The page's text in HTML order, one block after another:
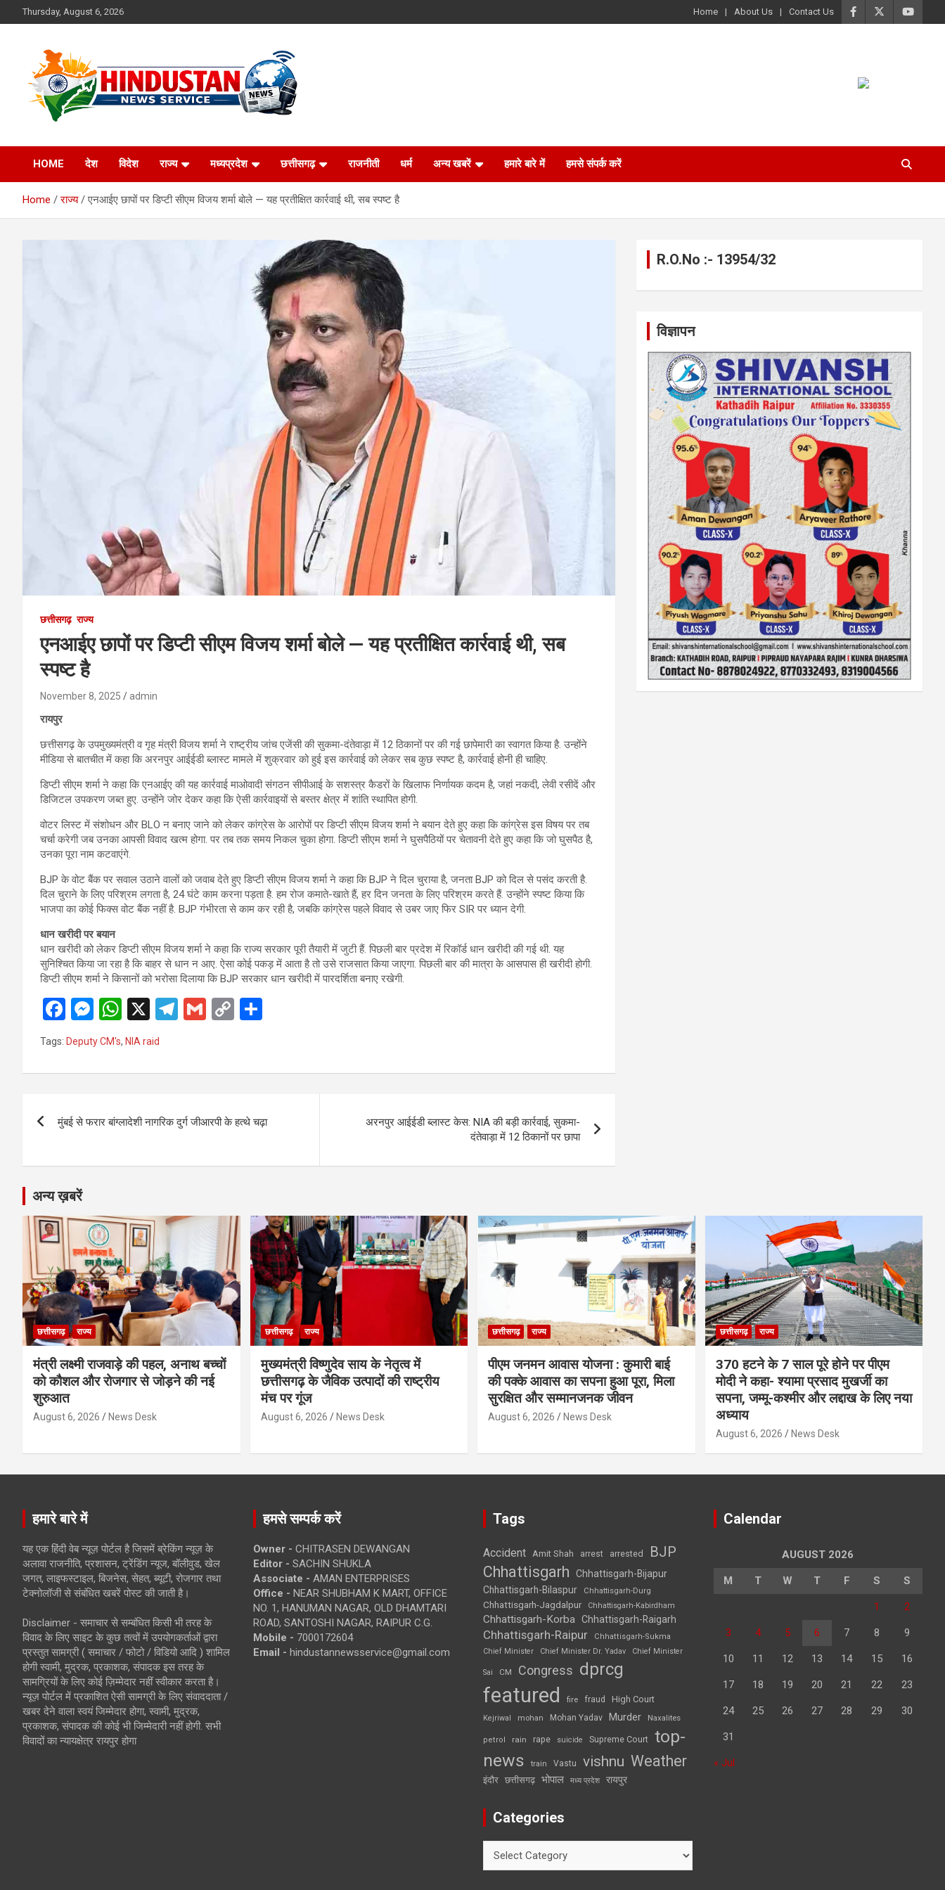
to
Thursday, August 6, 2026 Home About Us Contact Us
Hindustan News
Service
HOME देश विदेश राज्य मध्यप्रदेश छत्तीसगढ़ राजनीती धर्म अन्य खबरें हमारे बारे में हमसे संपर्क करें
Home राज्य एनआईए छापों पर डिप्टी सीएम विजय शर्मा बोले — यह प्रतीक्षित कार्रवाई थी, सब स्पष्ट है
छत्तीसगढ़ राज्य
एनआईए छापों पर डिप्टी सीएम विजय शर्मा बोले — यह प्रतीक्षित कार्रवाई थी, सब
स्पष्ट है
November 8, 2025 admin
रायपुर
छत्तीसगढ़ के उपमुख्यमंत्री व गृह मंत्री विजय शर्मा ने राष्ट्रीय जांच एजेंसी की सुकमा-दंतेवाड़ा में 12 ठिकानों पर की गई छापेमारी का स्वागत किया है. उन्होंने
मीडिया से बातचीत में कहा कि अरनपुर आईईडी ब्लास्ट मामले में शुक्रवार को हुई इस कार्रवाई को लेकर सब कुछ स्पष्ट है, कार्रवाई होनी ही चाहिए.
डिप्टी सीएम शर्मा ने कहा कि एनआईए की यह कार्रवाई माओवादी संगठन सीपीआई के सशस्त्र कैडरों के खिलाफ निर्णायक कदम है, जहां नकदी, लेवी रसीदें और
डिजिटल उपकरण जब्त हुए. उन्होंने जोर देकर कहा कि ऐसी कार्रवाइयों से बस्तर क्षेत्र में शांति स्थापित होगी.
वोटर लिस्ट में संशोधन और BLO न बनाए जाने को लेकर कांग्रेस के आरोपों पर डिप्टी सीएम विजय शर्मा ने बयान देते हुए कहा कि कांग्रेस इस विषय पर तब
चर्चा करेगी जब उनका आपसी विवाद खत्म होगा. पर तब तक समय निकल चुका होगा. डिप्टी सीएम शर्मा ने घुसपैठियों पर चेतावनी देते हुए कहा कि जो घुसपैठ है,
उनका पूरा नाम कटवाएंगे.
BJP के वोट बैंक पर सवाल उठाने वालों को जवाब देते हुए डिप्टी सीएम विजय शर्मा ने कहा कि BJP ने दिल चुराया है, जनता BJP को दिल से पसंद करती है.
दिल चुराने के लिए परिश्रम लगता है, 24 घंटे काम करना पड़ता है. हम रोज कमाते-खाते हैं, हर दिन जनता के लिए परिश्रम करते हैं. उन्होंने स्पष्ट किया कि
भाजपा का कोई फिक्स वोट बैंक नहीं है. BJP गंभीरता से काम कर रही है, जबकि कांग्रेस पहले विवाद से उबर जाए फिर SIR पर ध्यान देगी.
धान खरीदी पर बयान
धान खरीदी को लेकर डिप्टी सीएम विजय शर्मा ने कहा कि राज्य सरकार पूरी तैयारी में जुटी हैं. पिछली बार प्रदेश में रिकॉर्ड धान खरीदी की गई थी. यह
सुनिश्चित किया जा रहा है कि बाहर से धान न आए. ऐसा कोई पकड़ में आता है तो उसे राजसात किया जाएगा. पिछली बार की मात्रा के आसपास ही खरीदी होगी.
डिप्टी सीएम शर्मा ने किसानों को भरोसा दिलाया कि BJP सरकार धान खरीदी में पारदर्शिता बनाए रखेगी.
F
a
ce
b
o
M
es
se
n
er
W
h
at
s
p
X
T
gr
m
G
C
Li
k
e
Tags: Deputy CM's, NIA raid
navigation
मुंबई से फरार बांग्लादेशी नागरिक दुर्ग जीआरपी के हत्थे चढ़ा
अरनपुर आईईडी ब्लास्ट केस: NIA की बड़ी कार्रवाई, सुकमा-
दंतेवाड़ा में 12 ठिकानों पर छापा
R.O.No :- 13954/32
विज्ञापन
अन्य ख़बरें
छत्तीसगढ़ राज्य
मंत्री लक्ष्मी राजवाड़े की पहल, अनाथ बच्चों
को कौशल और रोजगार से जोड़ने की नई
शुरुआत
August 6, 2026 News Desk
छत्तीसगढ़ राज्य
मुख्यमंत्री विष्णुदेव साय के नेतृत्व में
छत्तीसगढ़ के जैविक उत्पादों की राष्ट्रीय
मंच पर गूंज
August 6, 2026 News Desk
छत्तीसगढ़ राज्य
पीएम जनमन आवास योजना : कुमारी बाई
की पक्के आवास का सपना हुआ पूरा, मिला
सुरक्षित और सम्मानजनक जीवन
August 6, 2026 News Desk
छत्तीसगढ़ राज्य
370 हटने के 7 साल पूरे होने पर पीएम
मोदी ने कहा- श्यामा प्रसाद मुखर्जी का
सपना, जम्मू-कश्मीर और लद्दाख के लिए नया
अध्याय
August 6, 2026 News Desk
हमारे बारे में
यह एक हिंदी वेब न्यूज़ पोर्टल है जिसमें ब्रेकिंग न्यूज़ के
अलावा राजनीति, प्रशासन, ट्रेंडिंग न्यूज, बॉलीवुड, खेल
जगत, लाइफस्टाइल, बिजनेस, सेहत, ब्यूटी, रोजगार तथा
टेक्नोलॉजी से संबंधित खबरें पोस्ट की जाती है।
Disclaimer - समाचार से सम्बंधित किसी भी तरह के
विवाद के लिए साइट के कुछ तत्वों में उपयोगकर्ताओं द्वारा
प्रस्तुत सामग्री ( समाचार / फोटो / विडियो आदि ) शामिल
होगी स्वामी, मुद्रक, प्रकाशक, संपादक इस तरह के
सामग्रियों के लिए कोई ज़िम्मेदार नहीं स्वीकार करता है।
न्यूज़ पोर्टल में प्रकाशित ऐसी सामग्री के लिए संवाददाता /
खबर देने वाला स्वयं जिम्मेदार होगा, स्वामी, मुद्रक,
प्रकाशक, संपादक की कोई भी जिम्मेदारी नहीं होगी. सभी
विवादों का न्यायक्षेत्र रायपुर होगा
हमसे सम्पर्क करें
Owner - CHITRASEN DEWANGAN
Editor - SACHIN SHUKLA
Associate - AMAN ENTERPRISES
Office - NEAR SHUBHAM K MART, OFFICE
NO. 1, HANUMAN NAGAR, OLD DHAMTARI
ROAD, SANTOSHI NAGAR, RAIPUR C.G.
Mobile - 7000172604
Email - hindustannewsservice@gmail.com
Tags
Accident Amit Shah arrest arrested BJP
Chhattisgarh
Chhattisgarh-Bijapur
Chhattisgarh-Bilaspur
Chhattisgarh-Durg
Chhattisgarh-Jagdalpur Chhattisgarh-Kabirdham
Chhattisgarh-Korba Chhattisgarh-Raigarh
Chhattisgarh-Raipur
Chhattisgarh-Sukma
Chief Minister
Chief Minister Dr. Yadav Chief Minister
Sai CM Congress dprcg
featured fire fraud High Court
Kejriwal mohan Mohan Yadav Murder Naxalites
petrol rain rape suicide Supreme Court top-
news
train Vastu vishnu Weather
इंदौर छत्तीसगढ़ भोपाल मध्य प्रदेश रायपुर
Categories
Calendar
AUGUST 2026
M T W T F S S
1 2
3 4 5 6 7 8 9
10 11 12 13 14 15 16
17 18 19 20 21 22 23
24 25 26 27 28 29 30
31
« Jul